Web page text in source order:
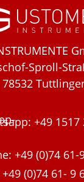
Sproll-
78532
+49 1517
+49 (0)74 61-
+49 (0)74 61- 9